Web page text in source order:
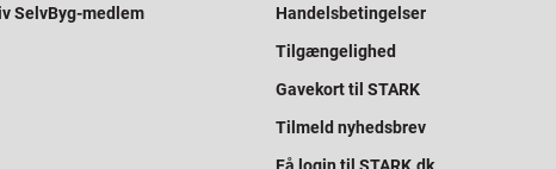
SelvByg-medlem
Handelsbetingelser
Tilgængelighed
Gavekort til STARK
Tilmeld nyhedsbrev